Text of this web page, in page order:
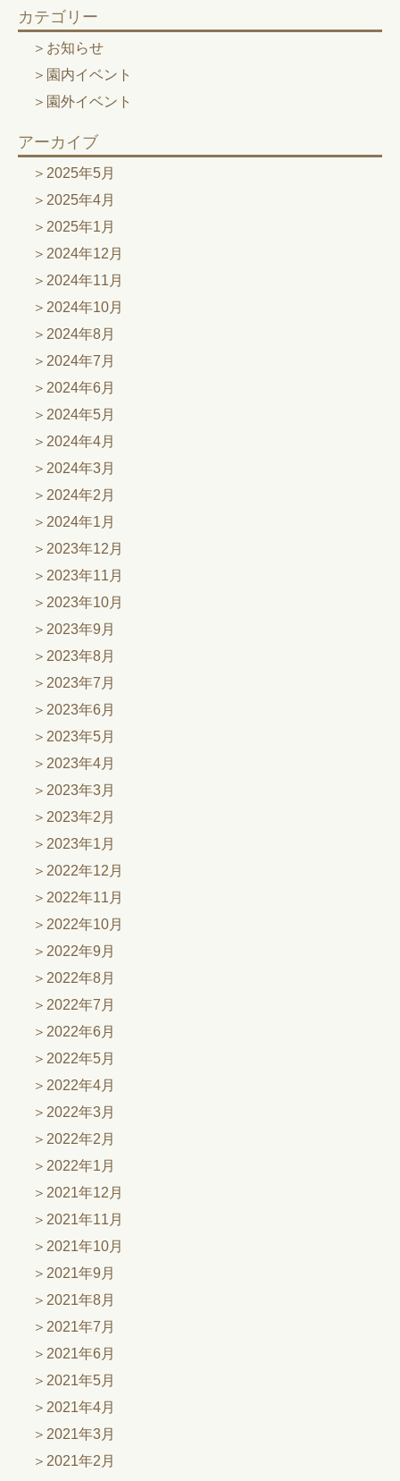
カテゴリー
お知らせ
園内イベント
園外イベント
アーカイブ
2025年5月
2025年4月
2025年1月
2024年12月
2024年11月
2024年10月
2024年8月
2024年7月
2024年6月
2024年5月
2024年4月
2024年3月
2024年2月
2024年1月
2023年12月
2023年11月
2023年10月
2023年9月
2023年8月
2023年7月
2023年6月
2023年5月
2023年4月
2023年3月
2023年2月
2023年1月
2022年12月
2022年11月
2022年10月
2022年9月
2022年8月
2022年7月
2022年6月
2022年5月
2022年4月
2022年3月
2022年2月
2022年1月
2021年12月
2021年11月
2021年10月
2021年9月
2021年8月
2021年7月
2021年6月
2021年5月
2021年4月
2021年3月
2021年2月